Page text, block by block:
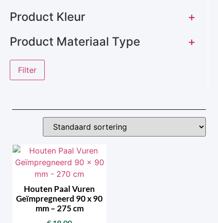
Product Kleur
+
Product Materiaal Type
+
Filter
Houten Paal Vuren
Geïmpregneerd 90 x 90
mm – 275 cm